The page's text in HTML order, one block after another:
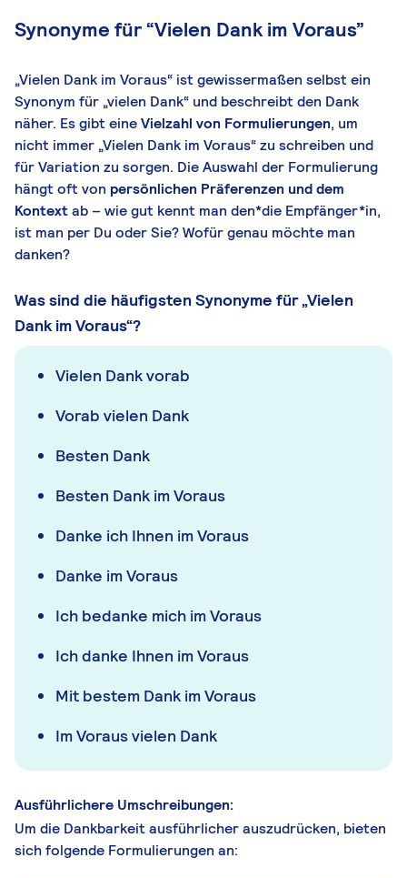
Synonyme für “Vielen Dank im Voraus”
„Vielen Dank im Voraus“ ist gewissermaßen selbst ein
Synonym für „vielen Dank“ und beschreibt den Dank
näher. Es gibt eineVielzahl von Formulierungen, um
nicht immer „Vielen Dank im Voraus“ zu schreiben und
für Variation zu sorgen. Die Auswahl der Formulierung
hängt oft von persönlichen Präferenzen und dem
Kontextab – wie gut kennt man den*die Empfänger*in,
ist man per Du oder Sie? Wofür genau möchte man
danken?
Was sind die häufigsten Synonyme für „Vielen
Dank im Voraus“?
Vielen Dank vorab
Vorab vielen Dank
Besten Dank
Besten Dank im Voraus
Danke ich Ihnen im Voraus
Danke im Voraus
Ich bedanke mich im Voraus
Ich danke Ihnen im Voraus
Mit bestem Dank im Voraus
Im Voraus vielen Dank
Ausführlichere Umschreibungen:
Um die Dankbarkeit ausführlicher auszudrücken, bieten
sich folgende Formulierungen an: